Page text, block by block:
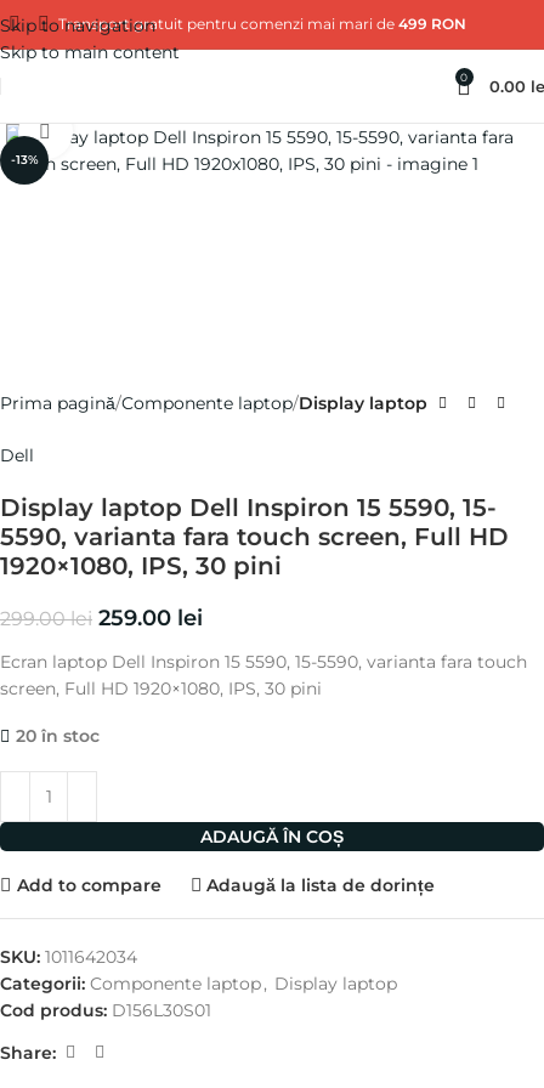
Skip to navigation
Skip to main content
Transport gratuit pentru comenzi mai mari de 499 RON
0 0.00
-13%
Click pentru a mări
Prima pagină Componente laptop Display laptop
Dell
Display laptop Dell Inspiron 15 5590, 15-
5590, varianta fara touch screen, Full HD
1920×1080, IPS, 30 pini
299.00lei 259.00 lei
Ecran laptop Dell Inspiron 15 5590, 15-5590, varianta fara touch
screen, Full HD 1920×1080, IPS, 30 pini
20 în stoc
ADAUGĂ ÎN COȘ
Add to compare Adaugă la lista de dorințe
SKU: 1011642034
Categorii: Componente laptop, Display laptop
Cod produs: D156L30S01
Share: